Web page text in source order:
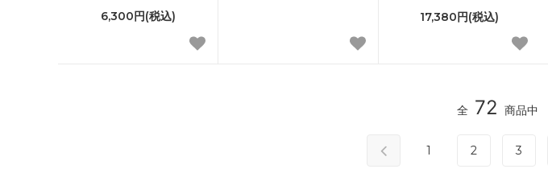
6,300円(税込) 17,380円(税込)
全 72 商品中
1 2 3